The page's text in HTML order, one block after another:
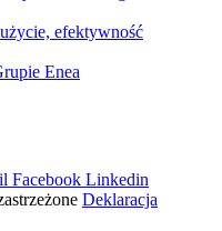
efektywność
Enea
Facebook Linkedin
Deklaracja